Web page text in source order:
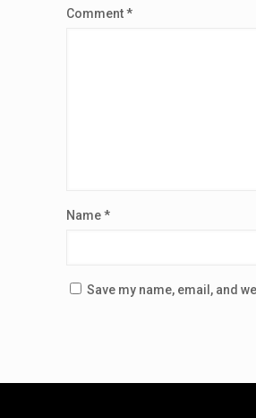
Comment*
Name*
Save my name, email, and